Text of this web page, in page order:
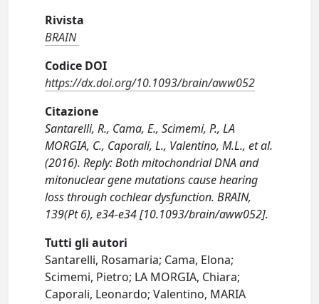
Rivista
BRAIN
Codice DOI
https://dx.doi.org/10.1093/brain/aww052
Citazione
Santarelli, R., Cama, E., Scimemi, P., LA
MORGIA, C., Caporali, L., Valentino, M.L., et al.
(2016). Reply: Both mitochondrial DNA and
mitonuclear gene mutations cause hearing
loss through cochlear dysfunction. BRAIN,
139(Pt 6), e34-e34 [10.1093/brain/aww052].
Tutti gli autori
Santarelli, Rosamaria; Cama, Elona;
Scimemi, Pietro; LA MORGIA, Chiara;
Caporali, Leonardo; Valentino, MARIA